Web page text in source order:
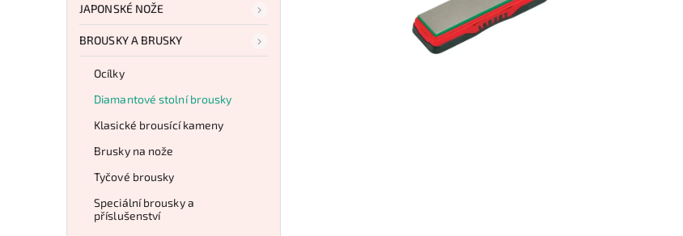
JAPONSKÉ NOŽE
BROUSKY A BRUSKY
Ocílky
Diamantové stolní brousky
Klasické brousící kameny
Brusky na nože
Tyčové brousky
Speciální brousky a
příslušenství